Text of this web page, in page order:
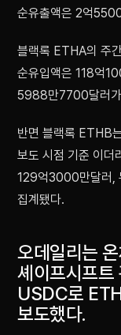
순유출액은 2억
블랙록 ETHA의 주
순유입액은 118억
5988만7700달러가
반면 블랙록 ETHB
보도 시점 기준 이더
129억3000만달러,
집계됐다.
오데일리는
셰이프시프
USDC로
보도했다.